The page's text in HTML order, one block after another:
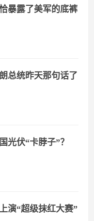
暴露了美军的底裤
总统昨天那句话了
光伏“卡脖子”？
演“超级抹红大赛”